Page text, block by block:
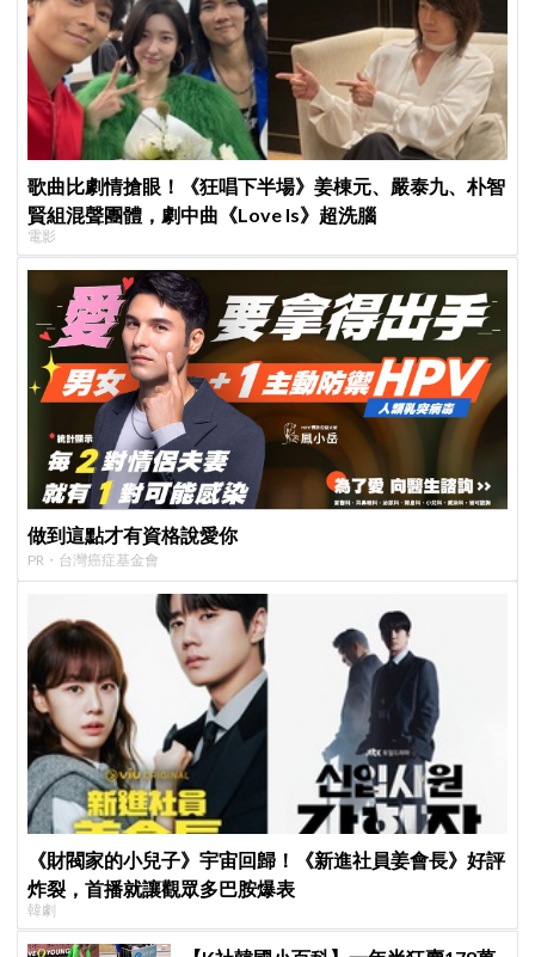
歌曲比劇情搶眼！《狂唱下半場》姜棟元、嚴泰九、朴智
賢組混聲團體，劇中曲《Love Is》超洗腦
電影
做到這點才有資格說愛你
PR・台灣癌症基金會
《財閥家的小兒子》宇宙回歸！《新進社員姜會長》好評
炸裂，首播就讓觀眾多巴胺爆表
韓劇